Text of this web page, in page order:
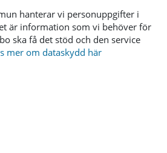
hanterar vi personuppgifter i
är information som vi behöver för
ska få det stöd och den service
mer om dataskydd här